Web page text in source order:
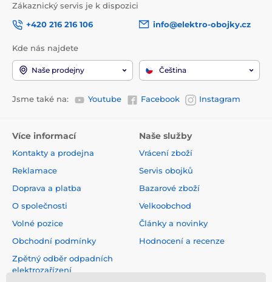
Zákaznický servis je k dispozici
+420 216 216 106
info@elektro-obojky.cz
Kde nás najdete
Naše prodejny Čeština
Jsme také na: Youtube Facebook Instagram
Více informací
Kontakty a prodejna
Reklamace
Doprava a platba
O společnosti
Volné pozice
Obchodní podmínky
Zpětný odběr odpadních
elektrozařízení
Naše služby
Vrácení zboží
Servis obojků
Bazarové zboží
Velkoobchod
Články a novinky
Hodnocení a recenze